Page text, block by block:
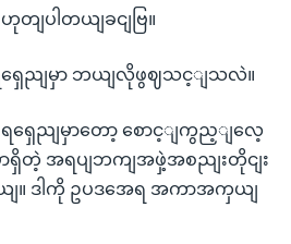
ဟုတျပါတယျခငျဗြ။
ရရှေညျမှာ ဘယျလိုဖွဈသင့ျသလဲ။
။ ရရှေညျမှာတော့ စောင့ျကွည့ျလေ့
ရှိတဲ့ အရပျဘကျအဖှဲ့အစညျးတိုငျး
ဒါကို ဥပဒအေရ အကာအကှယျ